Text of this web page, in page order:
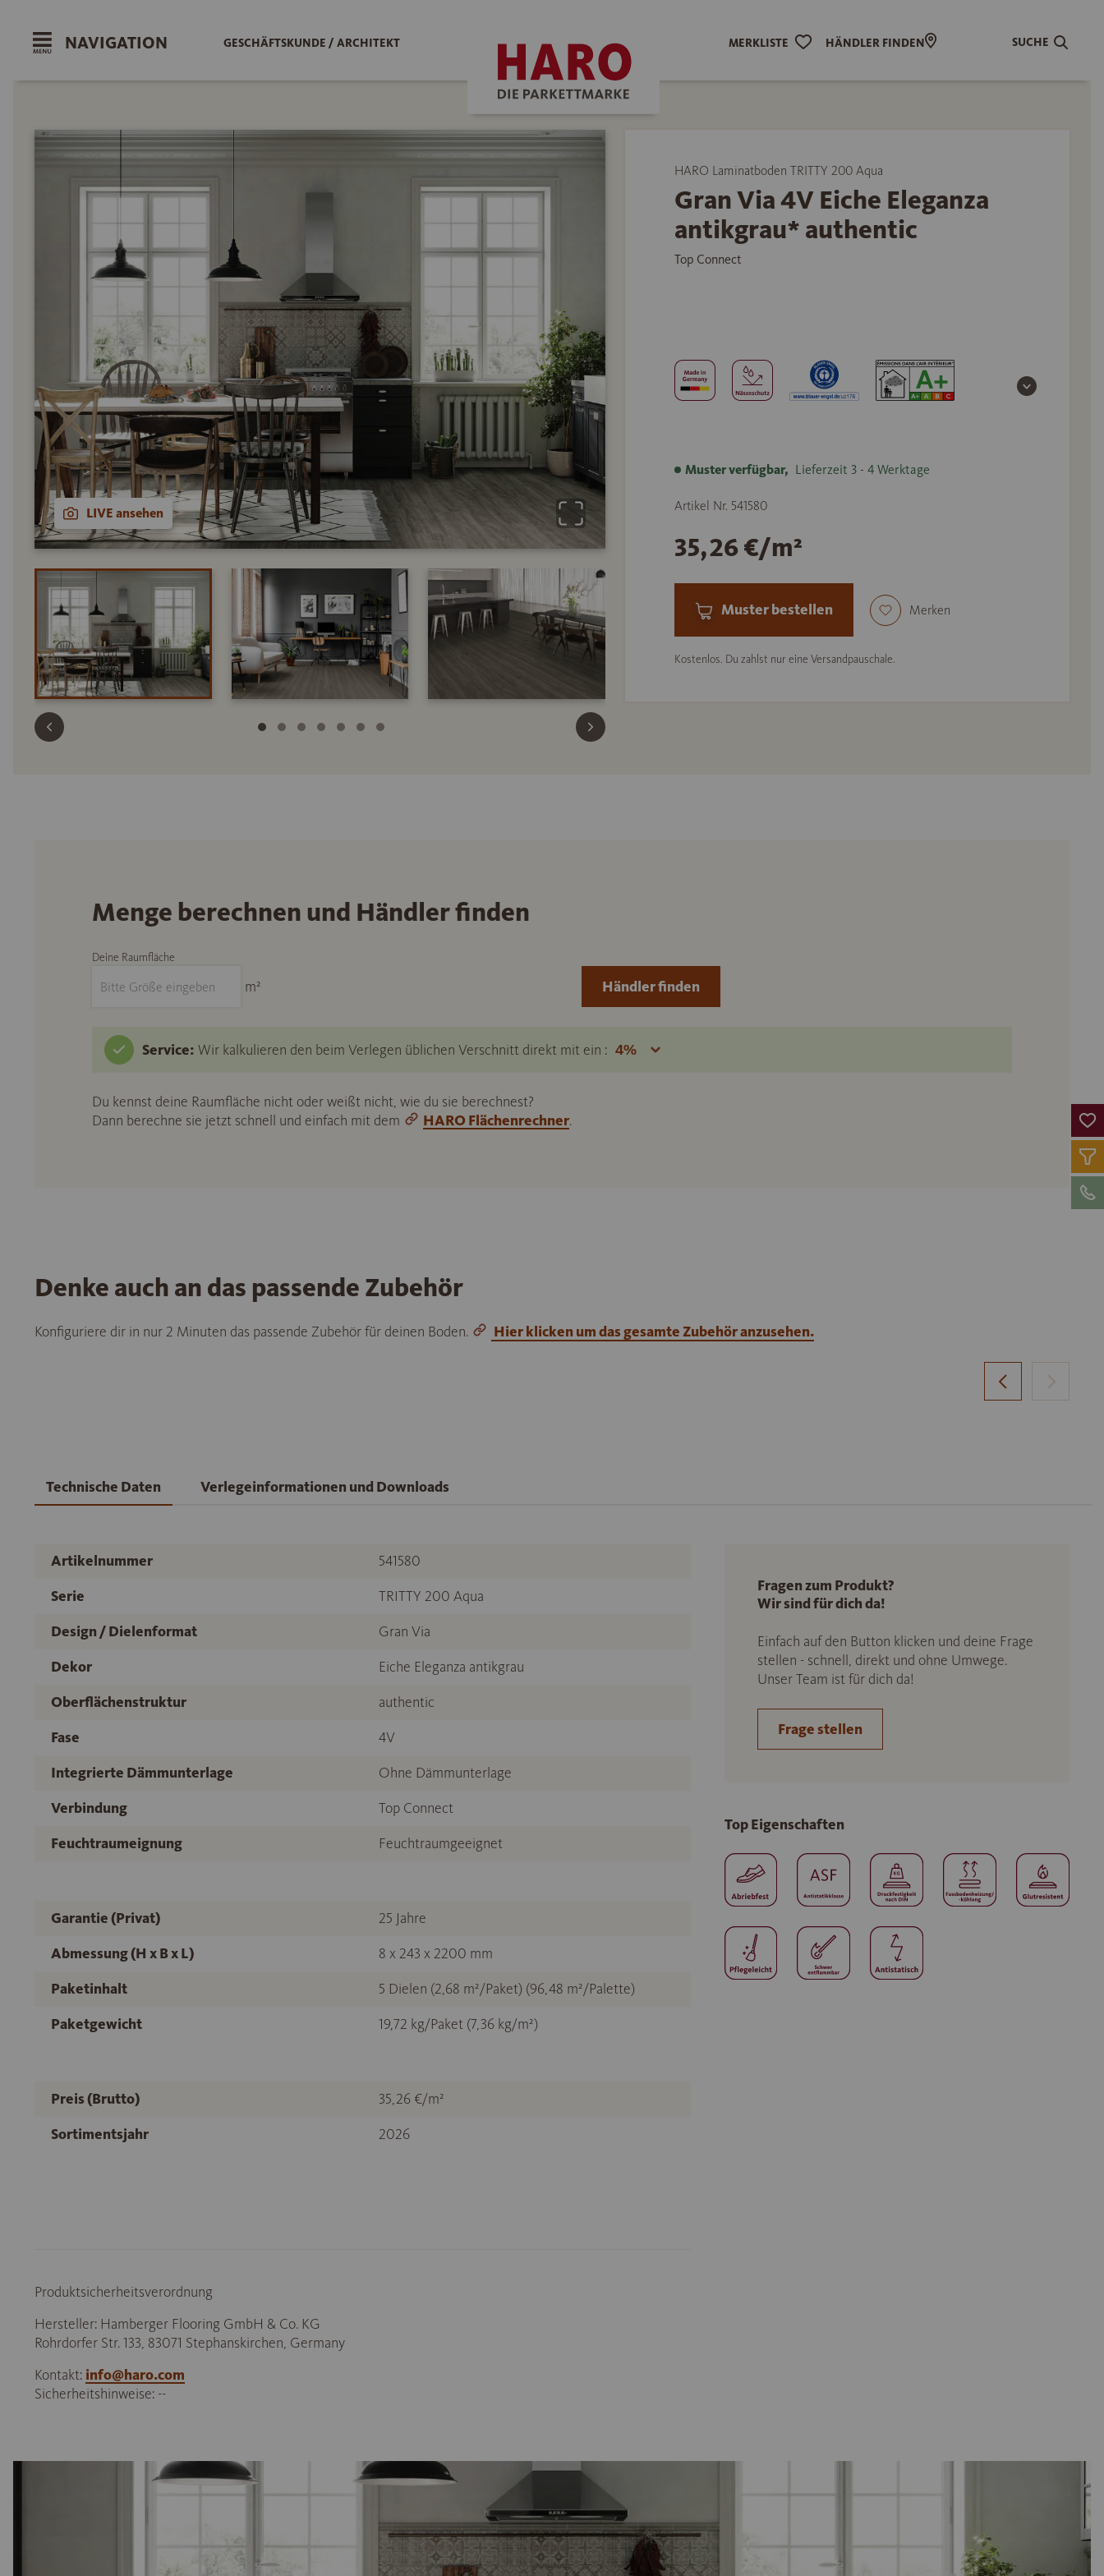
NAVIGATION GESCHÄFTSKUNDE / ARCHITEKT MERKLISTE HÄNDLER FINDEN SUCHE
LIVE ansehen
HARO Laminatboden TRITTY 200 Aqua
Gran Via 4V Eiche Eleganza
antikgrau* authentic
Top Connect
Muster verfügbar, Lieferzeit 3 - 4 Werktage
Artikel Nr. 541580
35,26 €/m²
Muster bestellen Merken
Kostenlos. Du zahlst nur eine Versandpauschale.
Menge berechnen und Händler finden
Deine Raumfläche
m²
Service: Wir kalkulieren den beim Verlegen üblichen Verschnitt direkt mit ein :
Du kennst deine Raumfläche nicht oder weißt nicht, wie du sie berechnest?
Dann berechne sie jetzt schnell und einfach mit dem
HARO Flächenrechner.
Händler finden
Denke auch an das passende Zubehör
Konfiguriere dir in nur 2 Minuten das passende Zubehör für deinen Boden. Hier klicken um das gesamte Zubehör anzusehen.
Technische Daten Verlegeinformationen und Downloads
Artikelnummer
541580
Serie
TRITTY 200 Aqua
Design / Dielenformat
Gran Via
Dekor
Eiche Eleganza antikgrau
Oberflächenstruktur
authentic
Fase
4V
Integrierte Dämmunterlage
Ohne Dämmunterlage
Verbindung
Top Connect
Feuchtraumeignung
Feuchtraumgeeignet
Garantie (Privat)
25 Jahre
Abmessung (H x B x L)
8 x 243 x 2200 mm
Paketinhalt
5 Dielen (2,68 m²/Paket) (96,48 m²/Palette)
Paketgewicht
19,72 kg/Paket (7,36 kg/m²)
Preis (Brutto)
35,26 €/m²
Sortimentsjahr
2026
Produktsicherheitsverordnung
Hersteller: Hamberger Flooring GmbH & Co. KG
Rohrdorfer Str. 133, 83071 Stephanskirchen, Germany
Kontakt: info@haro.com
Sicherheitshinweise: --
Fragen zum Produkt?
Wir sind für dich da!
Einfach auf den Button klicken und deine Frage
stellen - schnell, direkt und ohne Umwege.
Unser Team ist für dich da!
Frage stellen
Top Eigenschaften